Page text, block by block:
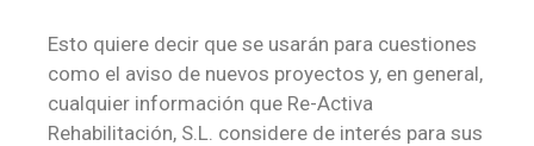
Esto quiere decir que se usarán para cuestiones
como el aviso de nuevos proyectos y, en general,
cualquier información que Re-Activa
Rehabilitación, S.L. considere de interés para sus